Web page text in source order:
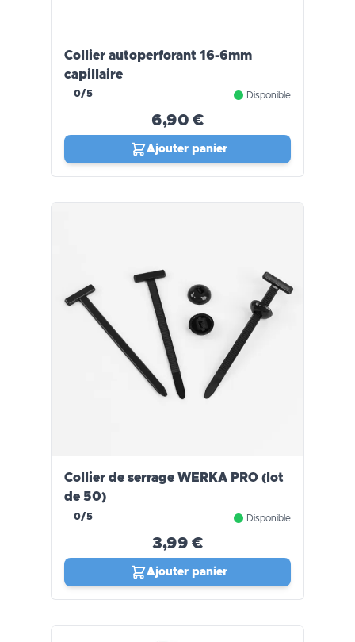
Collier autoperforant 16-6mm
capillaire
0/5 Disponible
6,90 €
Ajouter panier
Collier de serrage WERKA PRO (lot
de 50)
0/5 Disponible
3,99 €
Ajouter panier